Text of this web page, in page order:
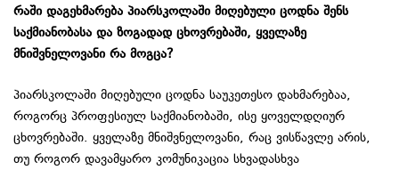
რაში დაგეხმარება პიარსკოლაში მიღებული ცოდნა შენს
საქმიანობასა და ზოგადად ცხოვრებაში, ყველაზე
მნიშვნელოვანი რა მოგცა?
პიარსკოლაში მიღებული ცოდნა საუკეთესო დახმარებაა,
როგორც პროფესიულ საქმიანობაში, ისე ყოველდღიურ
ცხოვრებაში. ყველაზე მნიშვნელოვანი, რაც ვისწავლე არის,
თუ როგორ დავამყარო კომუნიკაცია სხვადასხვა